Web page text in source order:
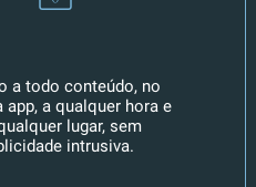
a todo conteúdo, no
app, a qualquer hora e
lugar, sem
intrusiva.